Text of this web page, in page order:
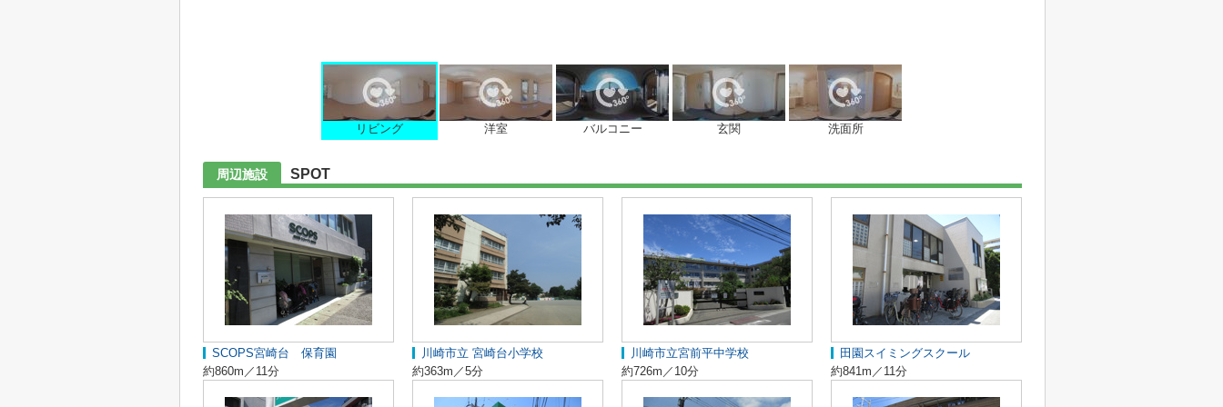
リビング 洋室 バルコニー 玄関 洗面所
周辺施設 SPOT
SCOPS宮崎台 保育園
約860m／11分
川崎市立 宮崎台小学校
約363m／5分
川崎市立宮前平中学校
約726m／10分
田園スイミングスクール
約841m／11分